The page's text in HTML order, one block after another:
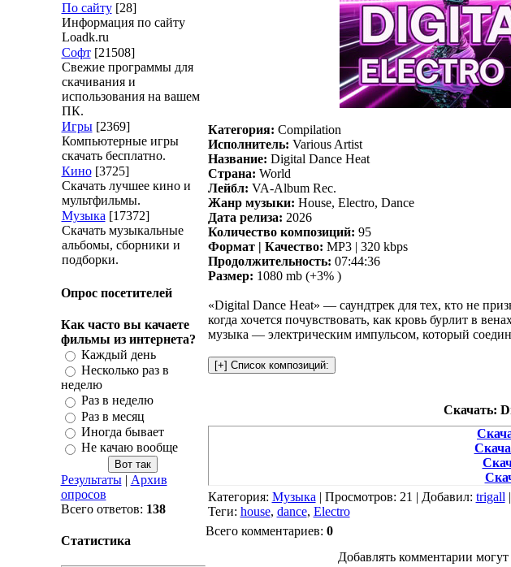
По сайту [28]
Информация по сайту
Loadk.ru
Софт [21508]
Свежие программы для
скачивания и
использования на вашем
ПК.
Игры [2369]
Компьютерные игры
скачать бесплатно.
Кино [3725]
Скачать лучшее кино и
мультфильмы.
Музыка [17372]
Скачать музыкальные
альбомы, сборники и
подборки.
Опрос посетителей
Как часто вы качаете
фильмы из интернета?
Каждый день
Несколько раз в
неделю
Раз в неделю
Раз в месяц
Иногда бывает
Не качаю вообще
Результаты| Архив
опросов
Всего ответов: 138
Статистика
Категория: Compilation
Исполнитель: Various Artist
Название: Digital Dance Heat
Страна: World
Лейбл: VA-Album Rec.
Жанр музыки: House, Electro, Dance
Дата релиза: 2026
Количество композиций: 95
Формат | Качество: MP3 | 320 kbps
Продолжительность: 07:44:36
Размер: 1080 mb (+3% )
«Digital Dance Heat» — саундтрек для тех, кто не
когда хочется почувствовать, как кровь бурлит в
музыка — электрическим импульсом, который
Скачать:
Категория: Музыка| Просмотров: 21 | Добавил: trigall|
Теги: house, dance, Electro
Всего комментариев: 0
Добавлять комментарии могут